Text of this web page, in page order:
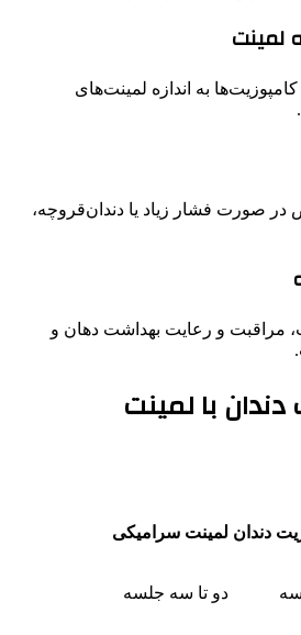
به اندازه لمینت‌های
در صورت فشار زیاد یا دندان‌قروچه،
مراقبت و رعایت بهداشت دهان و
با لمینت
دندان لمینت سرامیکی
دو تا سه جلسه